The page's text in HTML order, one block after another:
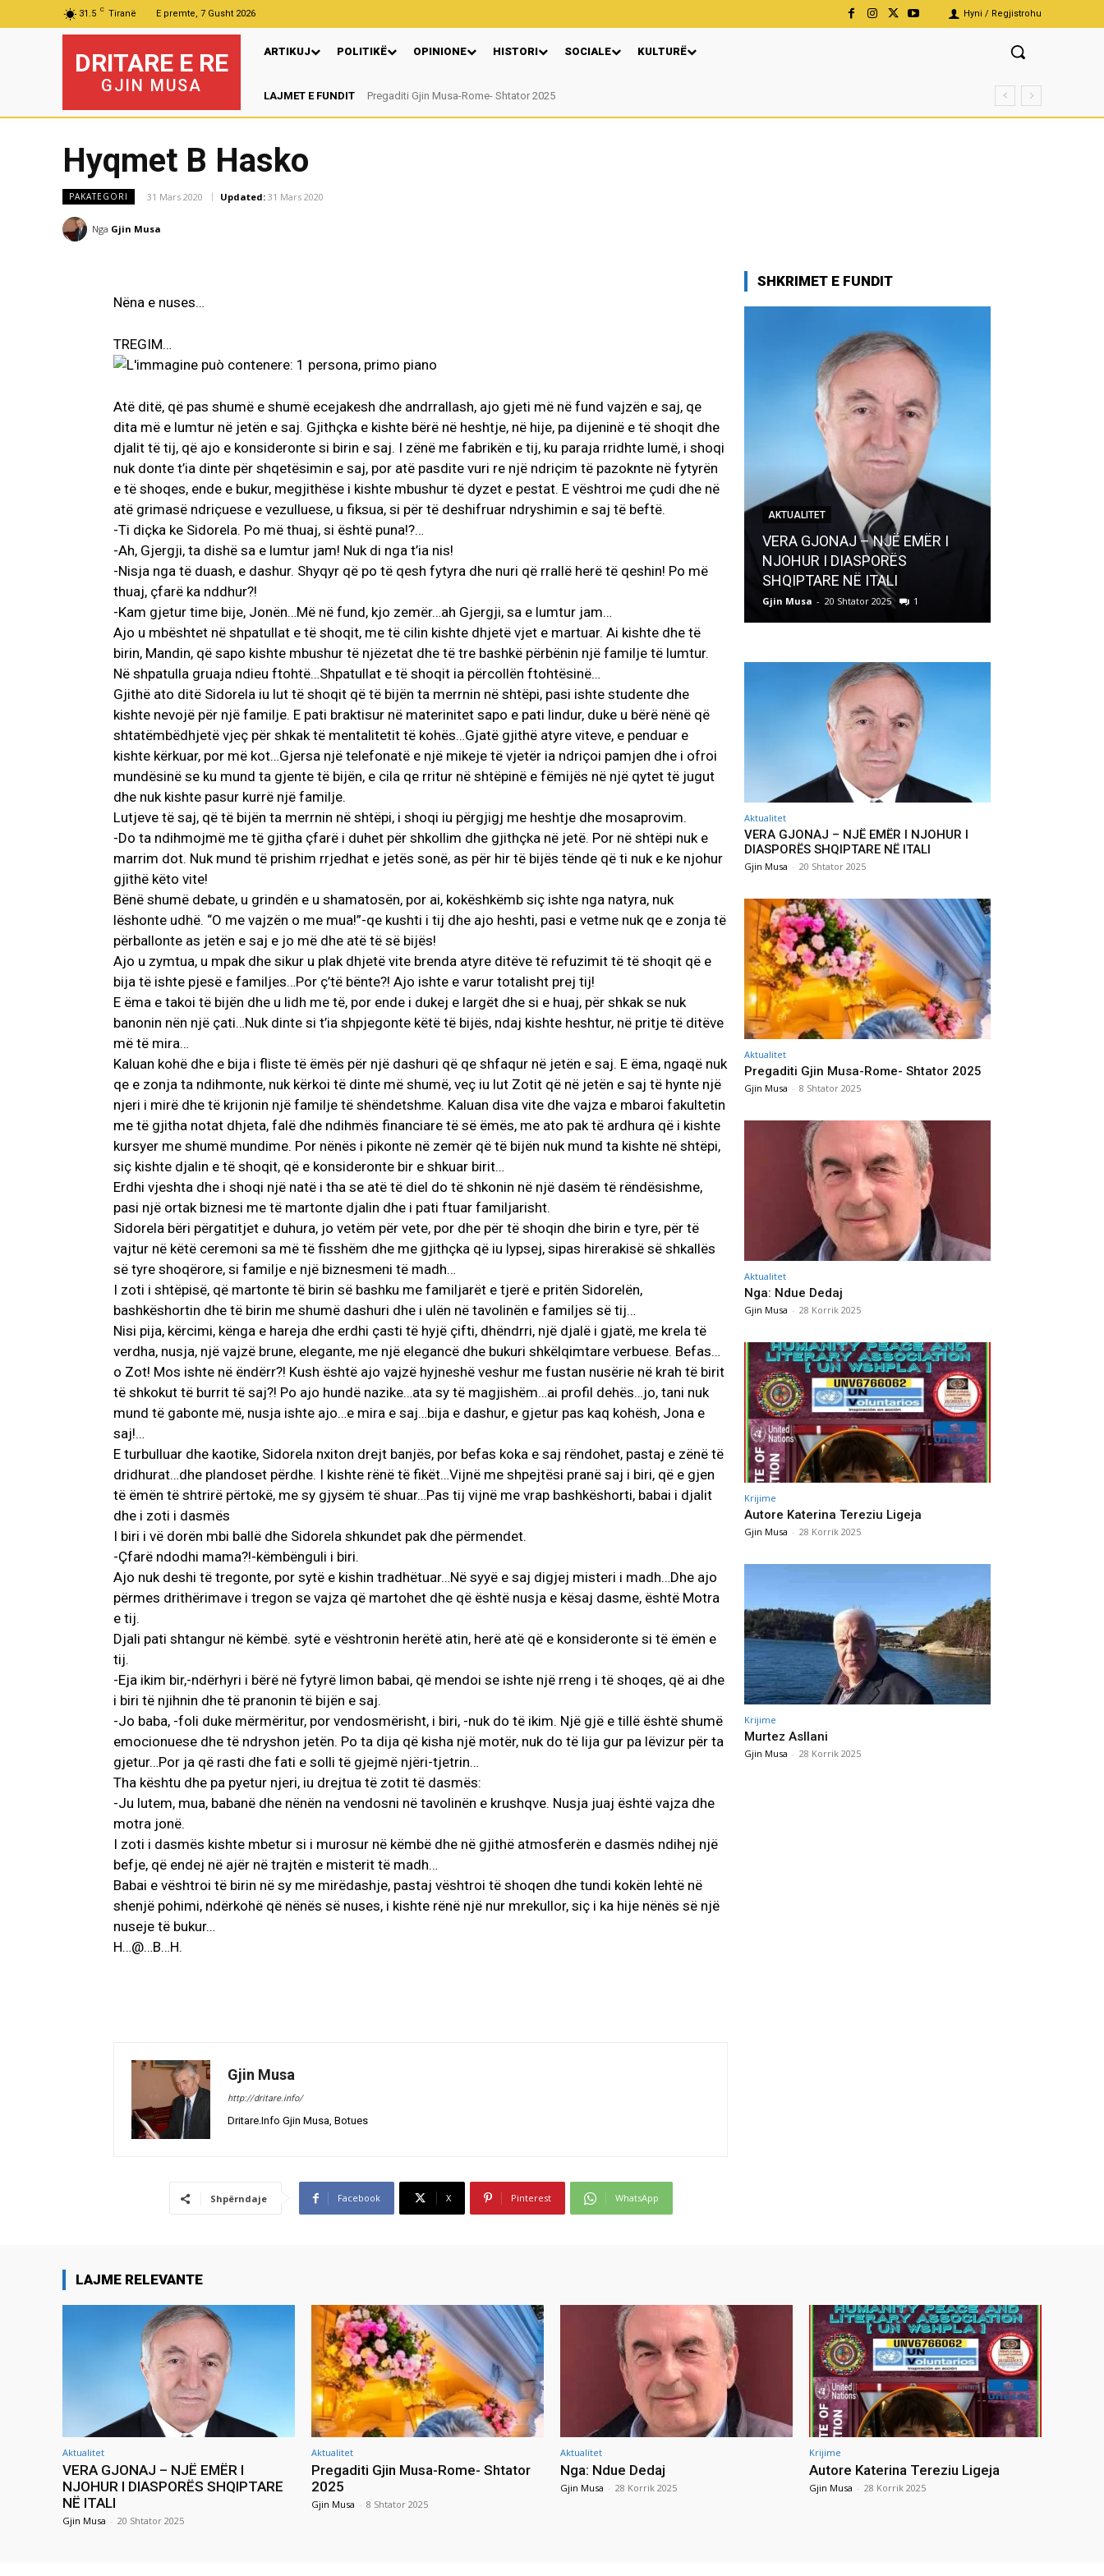
31.5 C Tiranë E premte, 7 Gusht 2026 Hyni / Regjistrohu
DRITARE E RE
GJIN MUSA
ARTIKUJ POLITIKË OPINIONE HISTORI SOCIALE KULTURË
LAJMET E FUNDITPregaditi Gjin Musa-Rome- Shtator 2025
Nga: Ndue Dedaj
Hyqmet B Hasko
PAKATEGORI 31 Mars 2020 Updated: 31 Mars 2020
Nga Gjin Musa
Nëna e nuses…
TREGIM…
Atë ditë, që pas shumë e shumë ecejakesh dhe andrrallash, ajo gjeti më në fund vajzën e saj, qe
dita më e lumtur në jetën e saj. Gjithçka e kishte bërë në heshtje, në hije, pa dijeninë e të shoqit dhe
djalit të tij, që ajo e konsideronte si birin e saj. I zënë me fabrikën e tij, ku paraja rridhte lumë, i shoqi
nuk donte t’ia dinte për shqetësimin e saj, por atë pasdite vuri re një ndriçim të pazoknte në fytyrën
e të shoqes, ende e bukur, megjithëse i kishte mbushur të dyzet e pestat. E vështroi me çudi dhe në
atë grimasë ndriçuese e vezulluese, u fiksua, si për të deshifruar ndryshimin e saj të beftë.
-Ti diçka ke Sidorela. Po më thuaj, si është puna!?…
-Ah, Gjergji, ta dishë sa e lumtur jam! Nuk di nga t’ia nis!
-Nisja nga të duash, e dashur. Shyqyr që po të qesh fytyra dhe nuri që rrallë herë të qeshin! Po më
thuaj, çfarë ka nddhur?!
-Kam gjetur time bije, Jonën…Më në fund, kjo zemër…ah Gjergji, sa e lumtur jam…
Ajo u mbështet në shpatullat e të shoqit, me të cilin kishte dhjetë vjet e martuar. Ai kishte dhe të
birin, Mandin, që sapo kishte mbushur të njëzetat dhe të tre bashkë përbënin një familje të lumtur.
Në shpatulla gruaja ndieu ftohtë…Shpatullat e të shoqit ia përcollën ftohtësinë…
Gjithë ato ditë Sidorela iu lut të shoqit që të bijën ta merrnin në shtëpi, pasi ishte studente dhe
kishte nevojë për një familje. E pati braktisur në materinitet sapo e pati lindur, duke u bërë nënë që
shtatëmbëdhjetë vjeç për shkak të mentalitetit të kohës…Gjatë gjithë atyre viteve, e penduar e
kishte kërkuar, por më kot…Gjersa një telefonatë e një mikeje të vjetër ia ndriçoi pamjen dhe i ofroi
mundësinë se ku mund ta gjente të bijën, e cila qe rritur në shtëpinë e fëmijës në një qytet të jugut
dhe nuk kishte pasur kurrë një familje.
Lutjeve të saj, që të bijën ta merrnin në shtëpi, i shoqi iu përgjigj me heshtje dhe mosaprovim.
-Do ta ndihmojmë me të gjitha çfarë i duhet për shkollim dhe gjithçka në jetë. Por në shtëpi nuk e
marrim dot. Nuk mund të prishim rrjedhat e jetës sonë, as për hir të bijës tënde që ti nuk e ke njohur
gjithë këto vite!
Bënë shumë debate, u grindën e u shamatosën, por ai, kokëshkëmb siç ishte nga natyra, nuk
lëshonte udhë. “O me vajzën o me mua!”-qe kushti i tij dhe ajo heshti, pasi e vetme nuk qe e zonja të
përballonte as jetën e saj e jo më dhe atë të së bijës!
Ajo u zymtua, u mpak dhe sikur u plak dhjetë vite brenda atyre ditëve të refuzimit të të shoqit që e
bija të ishte pjesë e familjes…Por ç’të bënte?! Ajo ishte e varur totalisht prej tij!
E ëma e takoi të bijën dhe u lidh me të, por ende i dukej e largët dhe si e huaj, për shkak se nuk
banonin nën një çati…Nuk dinte si t’ia shpjegonte këtë të bijës, ndaj kishte heshtur, në pritje të ditëve
më të mira…
Kaluan kohë dhe e bija i fliste të ëmës për një dashuri që qe shfaqur në jetën e saj. E ëma, ngaqë nuk
qe e zonja ta ndihmonte, nuk kërkoi të dinte më shumë, veç iu lut Zotit që në jetën e saj të hynte një
njeri i mirë dhe të krijonin një familje të shëndetshme. Kaluan disa vite dhe vajza e mbaroi fakultetin
me të gjitha notat dhjeta, falë dhe ndihmës financiare të së ëmës, me ato pak të ardhura që i kishte
kursyer me shumë mundime. Por nënës i pikonte në zemër që të bijën nuk mund ta kishte në shtëpi,
siç kishte djalin e të shoqit, që e konsideronte bir e shkuar birit…
Erdhi vjeshta dhe i shoqi një natë i tha se atë të diel do të shkonin në një dasëm të rëndësishme,
pasi një ortak biznesi me të martonte djalin dhe i pati ftuar familjarisht.
Sidorela bëri përgatitjet e duhura, jo vetëm për vete, por dhe për të shoqin dhe birin e tyre, për të
vajtur në këtë ceremoni sa më të fisshëm dhe me gjithçka që iu lypsej, sipas hirerakisë së shkallës
së tyre shoqërore, si familje e një biznesmeni të madh…
I zoti i shtëpisë, që martonte të birin së bashku me familjarët e tjerë e pritën Sidorelën,
bashkëshortin dhe të birin me shumë dashuri dhe i ulën në tavolinën e familjes së tij…
Nisi pija, kërcimi, kënga e hareja dhe erdhi çasti të hyjë çifti, dhëndrri, një djalë i gjatë, me krela të
verdha, nusja, një vajzë brune, elegante, me një elegancë dhe bukuri shkëlqimtare verbuese. Befas…
o Zot! Mos ishte në ëndërr?! Kush është ajo vajzë hyjneshë veshur me fustan nusërie në krah të birit
të shkokut të burrit të saj?! Po ajo hundë nazike…ata sy të magjishëm…ai profil dehës…jo, tani nuk
mund të gabonte më, nusja ishte ajo…e mira e saj…bija e dashur, e gjetur pas kaq kohësh, Jona e
saj!…
E turbulluar dhe kaotike, Sidorela nxiton drejt banjës, por befas koka e saj rëndohet, pastaj e zënë të
dridhurat…dhe plandoset përdhe. I kishte rënë të fikët…Vijnë me shpejtësi pranë saj i biri, që e gjen
të ëmën të shtrirë përtokë, me sy gjysëm të shuar…Pas tij vijnë me vrap bashkëshorti, babai i djalit
dhe i zoti i dasmës
I biri i vë dorën mbi ballë dhe Sidorela shkundet pak dhe përmendet.
-Çfarë ndodhi mama?!-këmbënguli i biri.
Ajo nuk deshi të tregonte, por sytë e kishin tradhëtuar…Në syyë e saj digjej misteri i madh…Dhe ajo
përmes drithërimave i tregon se vajza që martohet dhe që është nusja e kësaj dasme, është Motra
e tij.
Djali pati shtangur në këmbë. sytë e vështronin herëtë atin, herë atë që e konsideronte si të ëmën e
tij.
-Eja ikim bir,-ndërhyri i bërë në fytyrë limon babai, që mendoi se ishte një rreng i të shoqes, që ai dhe
i biri të njihnin dhe të pranonin të bijën e saj.
-Jo baba, -foli duke mërmëritur, por vendosmërisht, i biri, -nuk do të ikim. Një gjë e tillë është shumë
emocionuese dhe të ndryshon jetën. Po ta dija që kisha një motër, nuk do të lija gur pa lëvizur për ta
gjetur…Por ja që rasti dhe fati e solli të gjejmë njëri-tjetrin…
Tha kështu dhe pa pyetur njeri, iu drejtua të zotit të dasmës:
-Ju lutem, mua, babanë dhe nënën na vendosni në tavolinën e krushqve. Nusja juaj është vajza dhe
motra jonë.
I zoti i dasmës kishte mbetur si i murosur në këmbë dhe në gjithë atmosferën e dasmës ndihej një
befje, që endej në ajër në trajtën e misterit të madh…
Babai e vështroi të birin në sy me mirëdashje, pastaj vështroi të shoqen dhe tundi kokën lehtë në
shenjë pohimi, ndërkohë që nënës së nuses, i kishte rënë një nur mrekullor, siç i ka hije nënës së një
nuseje të bukur…
H…@…B…H.
Gjin Musa
http://dritare.info/
Dritare.Info Gjin Musa, Botues
Shpërndaje Facebook X Pinterest WhatsApp
SHKRIMET E FUNDIT
AKTUALITET
VERA GJONAJ – NJË EMËR I
NJOHUR I DIASPORËS
SHQIPTARE NË ITALI
Gjin Musa - 20 Shtator 2025 1
Aktualitet
VERA GJONAJ – NJË EMËR I NJOHUR I
DIASPORËS SHQIPTARE NË ITALI
Gjin Musa - 20 Shtator 2025
Aktualitet
Pregaditi Gjin Musa-Rome- Shtator 2025
Gjin Musa - 8 Shtator 2025
Aktualitet
Nga: Ndue Dedaj
Gjin Musa - 28 Korrik 2025
Krijime
Autore Katerina Tereziu Ligeja
Gjin Musa - 28 Korrik 2025
Krijime
Murtez Asllani
Gjin Musa - 28 Korrik 2025
LAJME RELEVANTE
Aktualitet
VERA GJONAJ – NJË EMËR I
NJOHUR I DIASPORËS SHQIPTARE
NË ITALI
Gjin Musa - 20 Shtator 2025
Aktualitet
Pregaditi Gjin Musa-Rome- Shtator
2025
Gjin Musa - 8 Shtator 2025
Aktualitet
Nga: Ndue Dedaj
Gjin Musa - 28 Korrik 2025
Krijime
Autore Katerina Tereziu Ligeja
Gjin Musa - 28 Korrik 2025